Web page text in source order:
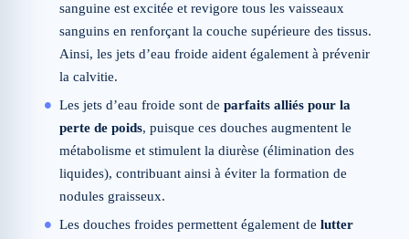
sanguine est excitée et revigore tous les vaisseaux
sanguins en renforçant la couche supérieure des tissus.
Ainsi, les jets d’eau froide aident également à prévenir
la calvitie.
Les jets d’eau froide sont de parfaits alliés pour la
perte de poids, puisque ces douches augmentent le
métabolisme et stimulent la diurèse (élimination des
liquides), contribuant ainsi à éviter la formation de
nodules graisseux.
Les douches froides permettent également de lutter